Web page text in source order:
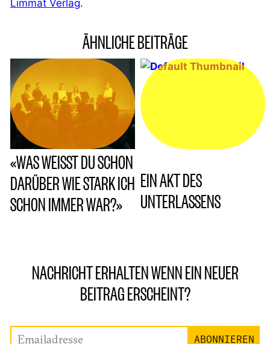
Limmat Verlag.
ÄHNLICHE BEITRÄGE
«WAS WEISST DU SCHON
DARÜBER WIE STARK ICH
SCHON IMMER WAR?»
EIN AKT DES
UNTERLASSENS
NACHRICHT ERHALTEN WENN EIN NEUER
BEITRAG ERSCHEINT?
Emailadresse
ABONNIEREN